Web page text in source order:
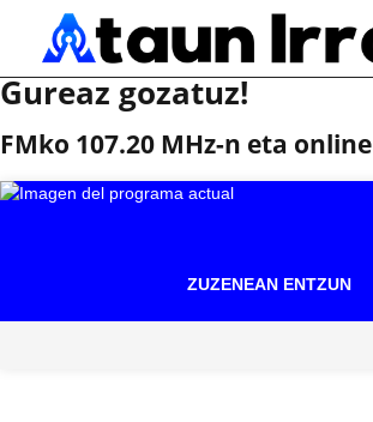
Gureaz gozatuz!
FMko 107.20 MHz-n eta online
ZUZENEAN ENTZUN